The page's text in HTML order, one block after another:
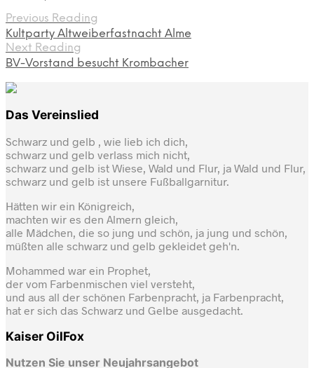
Previous Reading
Kultparty Altweiberfastnacht Alme
Next Reading
BV-Vorstand besucht Krombacher
Das Vereinslied
Schwarz und gelb , wie lieb ich dich,
schwarz und gelb verlass mich nicht,
schwarz und gelb ist Wiese, Wald und Flur, ja Wald und Flur,
schwarz und gelb ist unsere Fußballgarnitur.
Hätten wir ein Königreich,
machten wir es den Almern gleich,
alle Mädchen, die so jung und schön, ja jung und schön,
müßten alle schwarz und gelb gekleidet geh'n.
Mohammed war ein Prophet,
der vom Farbenmischen viel versteht,
und aus all der schönen Farbenpracht, ja Farbenpracht,
hat er sich das Schwarz und Gelbe ausgedacht.
Kaiser OilFox
Nutzen Sie unser Neujahrsangebot